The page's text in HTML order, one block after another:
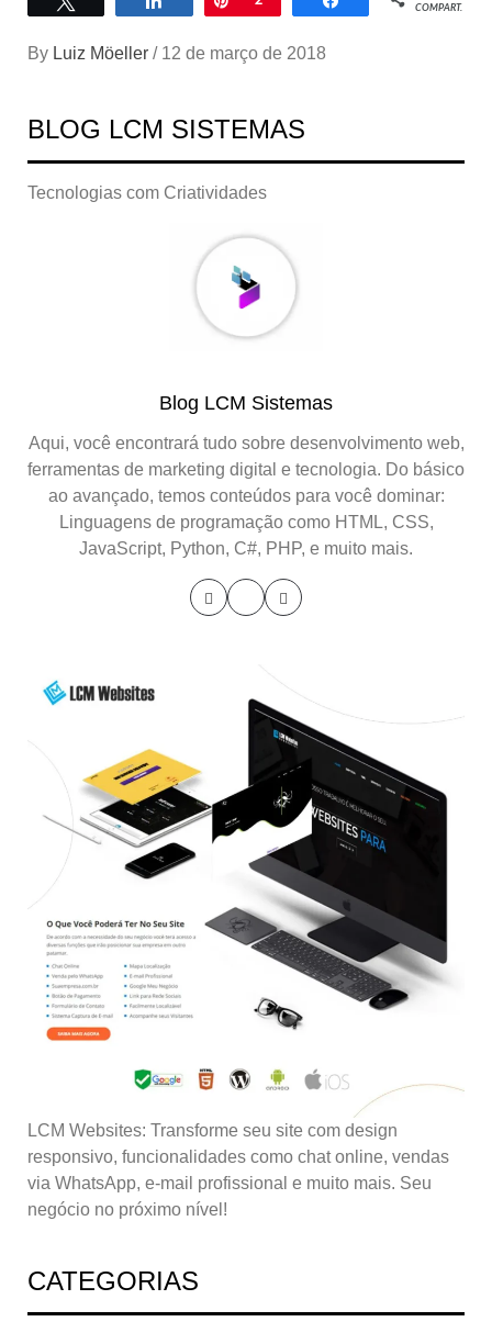
COMPART.
By Luiz Möeller / 12 de março de 2018
BLOG LCM SISTEMAS
Tecnologias com Criatividades
Blog LCM Sistemas
Aqui, você encontrará tudo sobre desenvolvimento web,
ferramentas de marketing digital e tecnologia. Do básico
ao avançado, temos conteúdos para você dominar:
Linguagens de programação como HTML, CSS,
JavaScript, Python, C#, PHP, e muito mais.
LCM Websites: Transforme seu site com design
responsivo, funcionalidades como chat online, vendas
via WhatsApp, e-mail profissional e muito mais. Seu
negócio no próximo nível!
CATEGORIAS